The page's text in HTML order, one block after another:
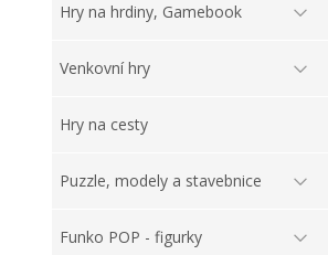
Hry na hrdiny, Gamebook
Venkovní hry
Hry na cesty
Puzzle, modely a stavebnice
Funko POP - figurky